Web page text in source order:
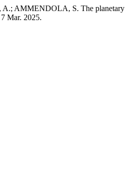
AMMENDOLA, S. The planetary
Mar. 2025.